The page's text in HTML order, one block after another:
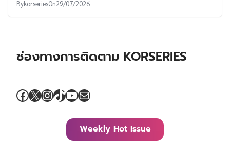
BykorseriesOn29/07/2026
ช่องทางการติดตาม KORSERIES
Facebook
X Instagram
TikTok
YouTube
Mail
Weekly Hot Issue